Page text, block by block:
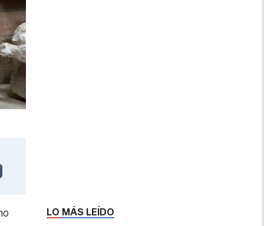
LO MÁS LEÍDO